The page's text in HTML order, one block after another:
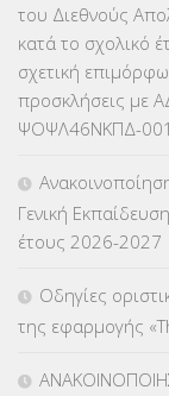
ΕΥΡΩΠΑΪΚΑ
ΚΕΣΥ (60)
ΚΕΣΥΠ(109)
ΚΠγ – ΚΡΑΤΙΚΟ
ΚΠπ- ΚΡΑΤΙΚΟ
ΛΟΙΠΑ(309)
του Διεθνούς
κατά το σχολικό
σχετική
προσκλήσεις με
ΨΟΨΛ46ΝΚΠΔ-
Γενική
έτους 2026-2027
Οδηγίες
της εφαρμογής